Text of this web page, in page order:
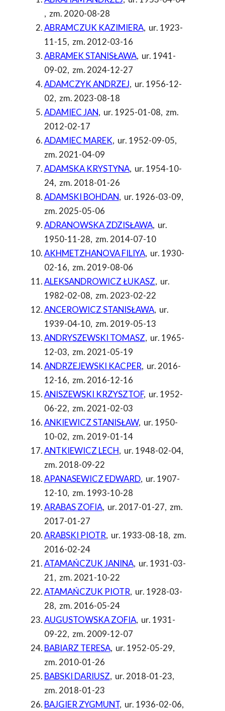
, zm. 2020-08-28
ABRAMCZUK KAZIMIERA, ur. 1923-
11-15, zm. 2012-03-16
ABRAMEK STANISŁAWA, ur. 1941-
09-02, zm. 2024-12-27
ADAMCZYK ANDRZEJ, ur. 1956-12-
02, zm. 2023-08-18
ADAMIEC JAN, ur. 1925-01-08, zm.
2012-02-17
ADAMIEC MAREK, ur. 1952-09-05,
zm. 2021-04-09
ADAMSKA KRYSTYNA, ur. 1954-10-
24, zm. 2018-01-26
ADAMSKI BOHDAN, ur. 1926-03-09,
zm. 2025-05-06
ADRANOWSKA ZDZISŁAWA, ur.
1950-11-28, zm. 2014-07-10
AKHMETZHANOVA FILIYA, ur. 1930-
02-16, zm. 2019-08-06
ALEKSANDROWICZ ŁUKASZ, ur.
1982-02-08, zm. 2023-02-22
ANCEROWICZ STANISŁAWA, ur.
1939-04-10, zm. 2019-05-13
ANDRYSZEWSKI TOMASZ, ur. 1965-
12-03, zm. 2021-05-19
ANDRZEJEWSKI KACPER, ur. 2016-
12-16, zm. 2016-12-16
ANISZEWSKI KRZYSZTOF, ur. 1952-
06-22, zm. 2021-02-03
ANKIEWICZ STANISŁAW, ur. 1950-
10-02, zm. 2019-01-14
ANTKIEWICZ LECH, ur. 1948-02-04,
zm. 2018-09-22
APANASEWICZ EDWARD, ur. 1907-
12-10, zm. 1993-10-28
ARABAS ZOFIA, ur. 2017-01-27, zm.
2017-01-27
ARABSKI PIOTR, ur. 1933-08-18, zm.
2016-02-24
ATAMAŃCZUK JANINA, ur. 1931-03-
21, zm. 2021-10-22
ATAMAŃCZUK PIOTR, ur. 1928-03-
28, zm. 2016-05-24
AUGUSTOWSKA ZOFIA, ur. 1931-
09-22, zm. 2009-12-07
BABIARZ TERESA, ur. 1952-05-29,
zm. 2010-01-26
BABSKI DARIUSZ, ur. 2018-01-23,
zm. 2018-01-23
BAJGIER ZYGMUNT, ur. 1936-02-06,